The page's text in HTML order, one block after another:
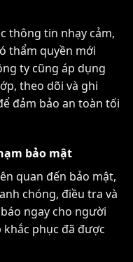
thông tin nhạy cảm,
thẩm quyền mới
ty cũng áp dụng
theo dõi và ghi
đảm bảo an toàn tối
bảo mật
quan đến bảo mật,
chóng, điều tra và
ngay cho người
khắc phục đã được